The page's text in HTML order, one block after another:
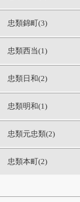
忠類錦町(3)
忠類西当(1)
忠類日和(2)
忠類明和(1)
忠類元忠類(2)
忠類本町(2)